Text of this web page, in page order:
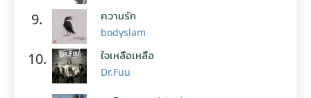
9. ความรัก
bodyslam
10. ใจเหลือเหลือ
Dr.Fuu